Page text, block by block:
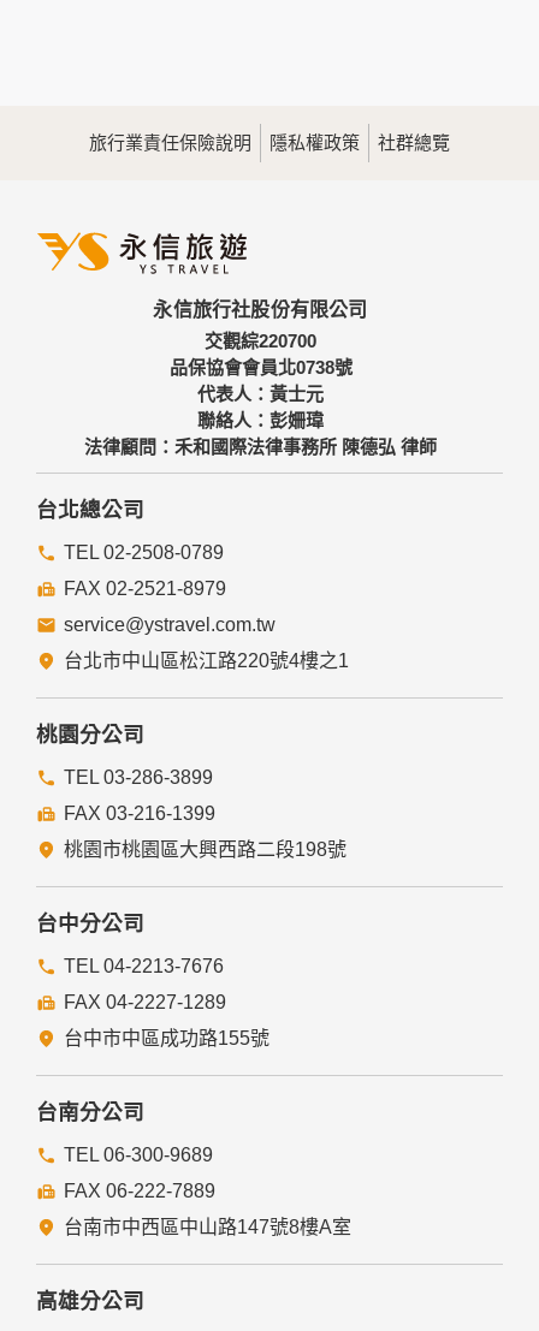
為提供精確的服務，我們會將收集的問卷調查內容進行統計與
分析，分析結果之統計數據或說明文字呈現，除供內部研究
三、資料之保護
備及必要的安全防護措施，加以保護網站及您的個人資料採用
嚴格的保護措施，只由經過授權的人員才能接觸您的個人資
料，相關處理人員皆簽有保密合約，如有違反保密義務者，將
會受到相關的法律處分。
如因業務需要有必要委託其他單位提供服務時，本網站亦會嚴
格要求其遵守保密義務，並且採取必要檢查程序以確定其將確
實遵守。
四、網站對外的相關連結
提供的連結，點選進入其他網站。但該連結網站不適用本網站
的隱私權保護政策，您必須參考該連結網站中的隱私權保護政
策。
五、與第三人共用個人資料之政策
本網站絕不會提供、交換、出租或出售任何您的個人資料給其
他個人、團體、私人企業或公務機關，但有法律依據或合約義
務者，不在此限。
前項但書之情形包括不限於：
經由您書面同意。
法律明文規定。
與公務機關或學術研究機構合作，基於公共利益為統計或學術
研究而有必要，且資料經過提供者處理或蒐集者依其揭露方式
無從識別特定之當事人。
當您在網站的行為，違反服務條款或可能損害或妨礙網站與其
揭露您的個人資料是為了辨識、聯絡或採取法律行動所必要
者。
本網站委託廠商協助蒐集、處理或利用您的個人資料時，將對
委外廠商或個人善盡監督管理之責。
六、Cookie之使用
為了提供您最佳的服務，本網站會在您的電腦中放置並取用我
們的Cookie，若您不願接受Cookie的寫入，您可在您使用的
瀏覽器功能項中設定隱私權等級為高，即可拒絕Cookie的寫
七、隱私權保護政策之修正
旅行業責任保險說明 隱私權政策 社群總覽
永信旅行社股份有限公司
交觀綜220700
品保協會會員北0738號
代表人：黃士元
聯絡人：彭姍瑋
法律顧問：禾和國際法律事務所 陳德弘 律師
台北總公司
TEL 02-2508-0789
FAX 02-2521-8979
service@ystravel.com.tw
台北市中山區松江路220號4樓之1
桃園分公司
TEL 03-286-3899
FAX 03-216-1399
桃園市桃園區大興西路二段198號
台中分公司
TEL 04-2213-7676
FAX 04-2227-1289
台中市中區成功路155號
台南分公司
TEL 06-300-9689
FAX 06-222-7889
台南市中西區中山路147號8樓A室
高雄分公司